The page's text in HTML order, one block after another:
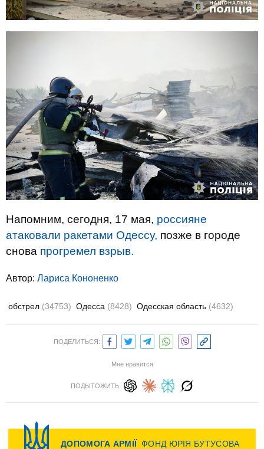
Напомним, сегодня, 17 мая, россияне
атаковали ракетами Одессу, позже в городе
снова прогремел взрыв.
Автор: Лариса Кононенко
обстрел (34753) Одесса (8428) Одесская область (4632)
ПОДЕЛИТЬСЯ:
Мне нравится
ПОДЫТОЖИТЬ: